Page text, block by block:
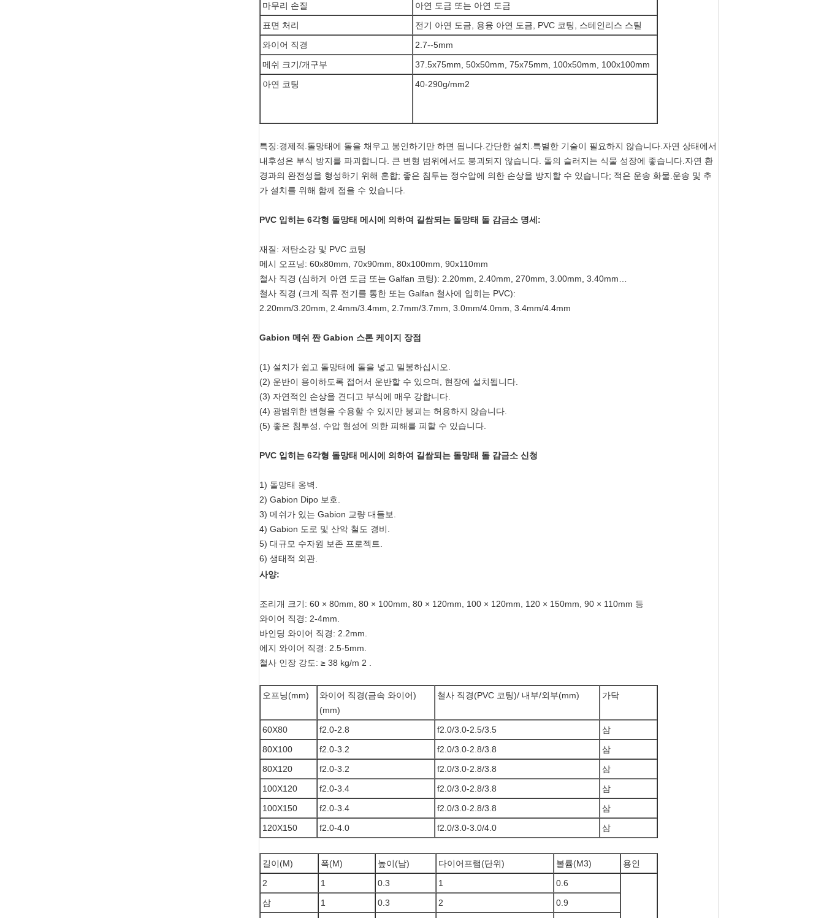
마무리 손질
아연 도금 또는 아연 도금
표면 처리
전기 아연 도금, 용융 아연 도금, PVC 코팅, 스테인리스 스틸
와이어 직경
2.7--5mm
메쉬 크기/개구부
37.5x75mm, 50x50mm, 75x75mm, 100x50mm, 100x100mm
아연 코팅
40-290g/mm2
특징:경제적.돌망태에 돌을 채우고 봉인하기만 하면 됩니다.간단한 설치.특별한 기술이 필요하지 않습니다.자연 상태에서
내후성은 부식 방지를 파괴합니다. 큰 변형 범위에서도 붕괴되지 않습니다. 돌의 슬러지는 식물 성장에 좋습니다.자연 환
경과의 완전성을 형성하기 위해 혼합; 좋은 침투는 정수압에 의한 손상을 방지할 수 있습니다; 적은 운송 화물.운송 및 추
가 설치를 위해 함께 접을 수 있습니다.
PVC 입히는 6각형 돌망태 메시에 의하여 길쌈되는 돌망태 돌 감금소 명세:
재질: 저탄소강 및 PVC 코팅
메시 오프닝: 60x80mm, 70x90mm, 80x100mm, 90x110mm
철사 직경 (심하게 아연 도금 또는 Galfan 코팅): 2.20mm, 2.40mm, 270mm, 3.00mm, 3.40mm…
철사 직경 (크게 직류 전기를 통한 또는 Galfan 철사에 입히는 PVC):
2.20mm/3.20mm, 2.4mm/3.4mm, 2.7mm/3.7mm, 3.0mm/4.0mm, 3.4mm/4.4mm
Gabion 메쉬 짠 Gabion 스톤 케이지 장점
(1) 설치가 쉽고 돌망태에 돌을 넣고 밀봉하십시오.
(2) 운반이 용이하도록 접어서 운반할 수 있으며, 현장에 설치됩니다.
(3) 자연적인 손상을 견디고 부식에 매우 강합니다.
(4) 광범위한 변형을 수용할 수 있지만 붕괴는 허용하지 않습니다.
(5) 좋은 침투성, 수압 형성에 의한 피해를 피할 수 있습니다.
PVC 입히는 6각형 돌망태 메시에 의하여 길쌈되는 돌망태 돌 감금소 신청
1) 돌망태 옹벽.
2) Gabion Dipo 보호.
3) 메쉬가 있는 Gabion 교량 대들보.
4) Gabion 도로 및 산악 철도 경비.
5) 대규모 수자원 보존 프로젝트.
6) 생태적 외관.
사양:
조리개 크기: 60 × 80mm, 80 × 100mm, 80 × 120mm, 100 × 120mm, 120 × 150mm, 90 × 110mm 등
와이어 직경: 2-4mm.
바인딩 와이어 직경: 2.2mm.
에지 와이어 직경: 2.5-5mm.
철사 인장 강도: ≥ 38 kg/m 2 .
오프닝(mm)
와이어 직경(금속 와이어)
(mm)
철사 직경(PVC 코팅)/ 내부/외부(mm) 가닥
60X80 f2.0-2.8 f2.0/3.0-2.5/3.5
삼
80X100
f2.0-3.2 f2.0/3.0-2.8/3.8
삼
80X120
f2.0-3.2 f2.0/3.0-2.8/3.8
삼
100X120
f2.0-3.4 f2.0/3.0-2.8/3.8
삼
100X150
f2.0-3.4 f2.0/3.0-2.8/3.8
삼
120X150
f2.0-4.0 f2.0/3.0-3.0/4.0 삼
길이(M) 폭(M) 높이(남) 다이어프램(단위) 볼륨(M3)
용인
2
1 0.3 1
0.6
삼
1 0.3 2
0.9